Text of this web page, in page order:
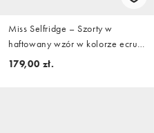
Miss Selfridge – Szorty w
haftowany wzór w kolorze ecru,
część zestawu
179,00 zł.